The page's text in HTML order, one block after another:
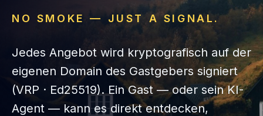
NO SMOKE — JUST A SIGNAL.
Jedes Angebot wird kryptografisch auf der
eigenen Domain des Gastgebers signiert
(VRP · Ed25519). Ein Gast — oder sein KI-
Agent — kann es direkt entdecken,